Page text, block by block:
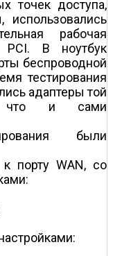
точек доступа,
использовались
рабочая
PCI. В ноутбук
беспроводной
тестирования
адаптеры той
что и сами
были
порту WAN, со